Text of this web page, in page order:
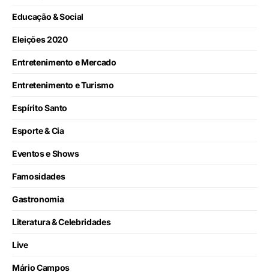
Educação & Social
Eleições 2020
Entretenimento e Mercado
Entretenimento e Turismo
Espírito Santo
Esporte & Cia
Eventos e Shows
Famosidades
Gastronomia
Literatura & Celebridades
Live
Mário Campos